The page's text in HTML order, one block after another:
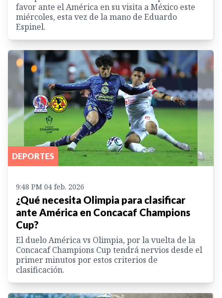
favor ante el América en su visita a México este
miércoles, esta vez de la mano de Eduardo
Espinel.
DEPORTES
9:48 PM 04 feb. 2026
¿Qué necesita Olimpia para clasificar
ante América en Concacaf Champions
Cup?
El duelo América vs Olimpia, por la vuelta de la
Concacaf Champions Cup tendrá nervios desde el
primer minutos por estos criterios de
clasificación.